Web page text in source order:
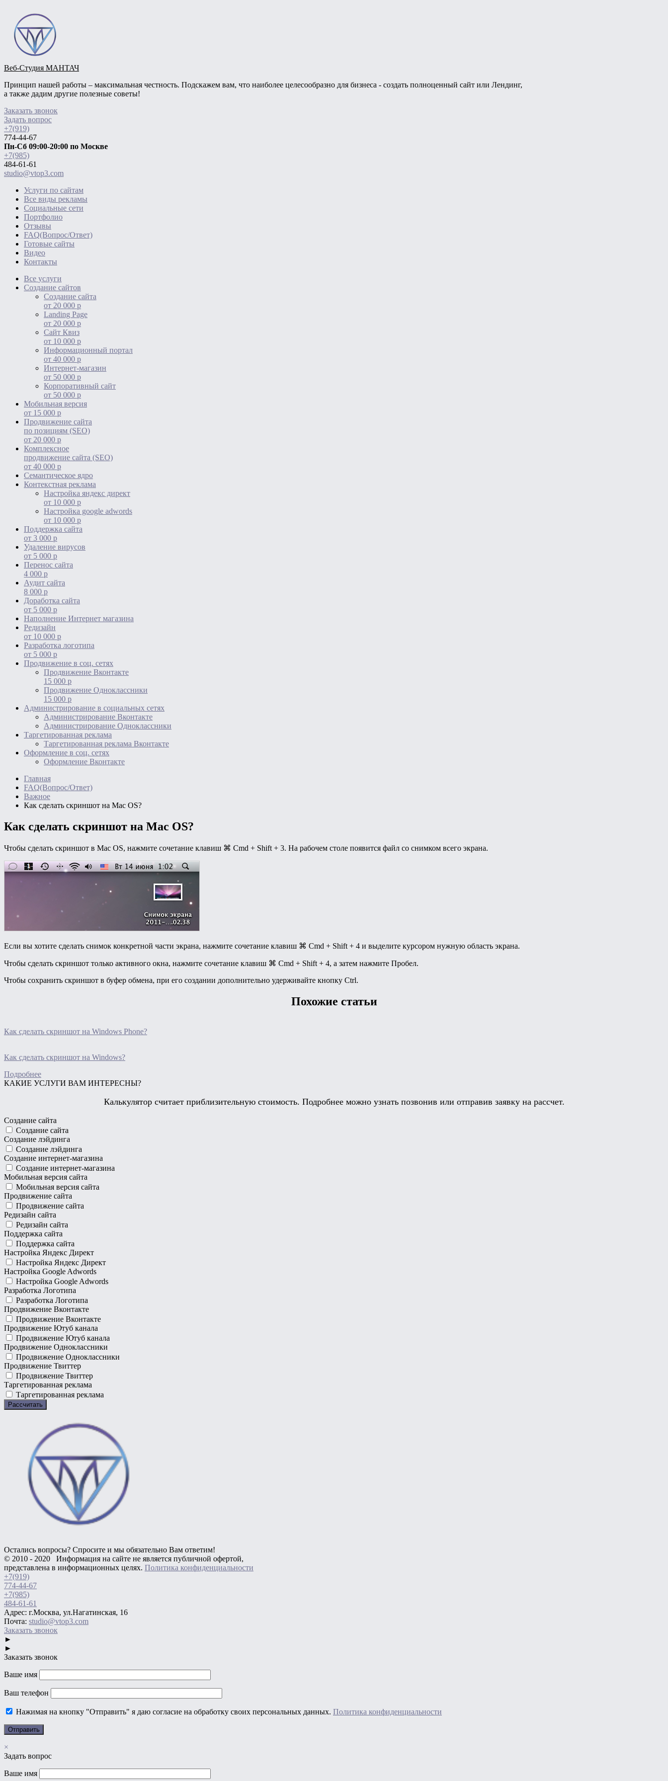
Веб-Студия МАНТАЧ
Принцип нашей работы – максимальная честность. Подскажем вам, что наиболее целесообразно для бизнеса - создать полноценный сайт или Лендинг,
а также дадим другие полезные советы!
Заказать звонок
Задать вопрос
+7(919)
774-44-67
Пн-Сб 09:00-20:00 по Москве
+7(985)
484-61-61
studio@vtop3.com
Услуги по сайтам
Все виды рекламы
Социальные сети
Портфолио
Отзывы
FAQ(Вопрос/Ответ)
Готовые сайты
Видео
Контакты
Все услуги
Создание сайтов
Создание сайта
от 20 000 р
Landing Page
от 20 000 р
Сайт Квиз
от 10 000 р
Информационный портал
от 40 000 р
Интернет-магазин
от 50 000 р
Корпоративный сайт
от 50 000 р
Мобильная версия
от 15 000 р
Продвижение сайта
по позициям (SEO)
от 20 000 р
Комплексное
продвижение сайта (SEO)
от 40 000 р
Cемантическое ядро
Контекстная реклама
Настройка яндекс директ
от 10 000 р
Настройка google adwords
от 10 000 р
Поддержка сайта
от 3 000 р
Удаление вирусов
от 5 000 р
Перенос сайта
4 000 р
Аудит сайта
8 000 р
Доработка сайта
от 5 000 р
Наполнение Интернет магазина
Редизайн
от 10 000 р
Разработка логотипа
от 5 000 р
Продвижение в соц. сетях
Продвижение Вконтакте
15 000 р
Продвижение Одноклассники
15 000 р
Администрирование в социальных сетях
Администрирование Вконтакте
Администрирование Одноклассники
Таргетированная реклама
Таргетированная реклама Вконтакте
Оформление в соц. сетях
Оформление Вконтакте
Главная
FAQ(Вопрос/Ответ)
Важное
Как сделать скриншот на Mac OS?
Как сделать скриншот на Mac OS?
Чтобы сделать скриншот в Maс OS, нажмите сочетание клавиш ⌘ Cmd + Shift + 3. На рабочем столе появится файл со снимком всего экрана.
Если вы хотите сделать снимок конкретной части экрана, нажмите сочетание клавиш ⌘ Cmd + Shift + 4 и выделите курсором нужную область экрана.
Чтобы сделать скриншот только активного окна, нажмите сочетание клавиш ⌘ Cmd + Shift + 4, а затем нажмите Пробел.
Чтобы сохранить скриншот в буфер обмена, при его создании дополнительно удерживайте кнопку Ctrl.
Похожие статьи
Как сделать скриншот на Windows Phone?
Как сделать скриншот на Windows?
Подробнее
КАКИЕ УСЛУГИ ВАМ ИНТЕРЕСНЫ?
Калькулятор считает приблизительную стоимость. Подробнее можно узнать позвонив или отправив заявку на рассчет.
Создание сайта
Создание сайта
Создание лэйдинга
Создание лэйдинга
Создание интернет-магазина
Создание интернет-магазина
Мобильная версия сайта
Мобильная версия сайта
Продвижение сайта
Продвижение сайта
Редизайн сайта
Редизайн сайта
Поддержка сайта
Поддержка сайта
Настройка Яндекс Директ
Настройка Яндекс Директ
Настройка Google Adwords
Настройка Google Adwords
Разработка Логотипа
Разработка Логотипа
Продвижение Вконтакте
Продвижение Вконтакте
Продвижение Ютуб канала
Продвижение Ютуб канала
Продвижение Одноклассники
Продвижение Одноклассники
Продвижение Твиттер
Продвижение Твиттер
Таргетированная реклама
Таргетированная реклама
Остались вопросы? Спросите и мы обязательно Вам ответим!
© 2010 - 2020 Информация на сайте не является публичной офертой,
представлена в информационных целях. Политика конфиденциальности
+7(919)
774-44-67
+7(985)
484-61-61
Адрес: г.Москва, ул.Нагатинская, 16
Почта: studio@vtop3.com
Заказать звонок
►
►
Заказать звонок
Ваше имя
Ваш телефон
Нажимая на кнопку "Отправить" я даю согласие на обработку своих персональных данных. Политика конфиденциальности
×
Задать вопрос
Ваше имя